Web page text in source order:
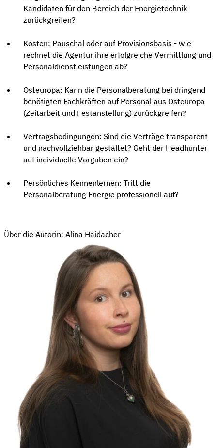
Kandidaten für den Bereich der Energietechnik
zurückgreifen?
Kosten: Pauschal oder auf Provisionsbasis - wie
rechnet die Agentur ihre erfolgreiche Vermittlung und
Personaldienstleistungen ab?
Osteuropa: Kann die Personalberatung bei dringend
benötigten Fachkräften auf Personal aus Osteuropa
(Zeitarbeit und Festanstellung) zurückgreifen?
Vertragsbedingungen: Sind die Verträge transparent
und nachvollziehbar gestaltet? Geht der Headhunter
auf individuelle Vorgaben ein?
Persönliches Kennenlernen: Tritt die
Personalberatung Energie professionell auf?
Über die Autorin: Alina Haidacher